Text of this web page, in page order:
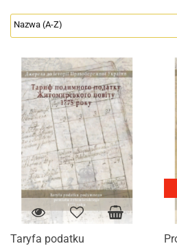
Taryfa podatku